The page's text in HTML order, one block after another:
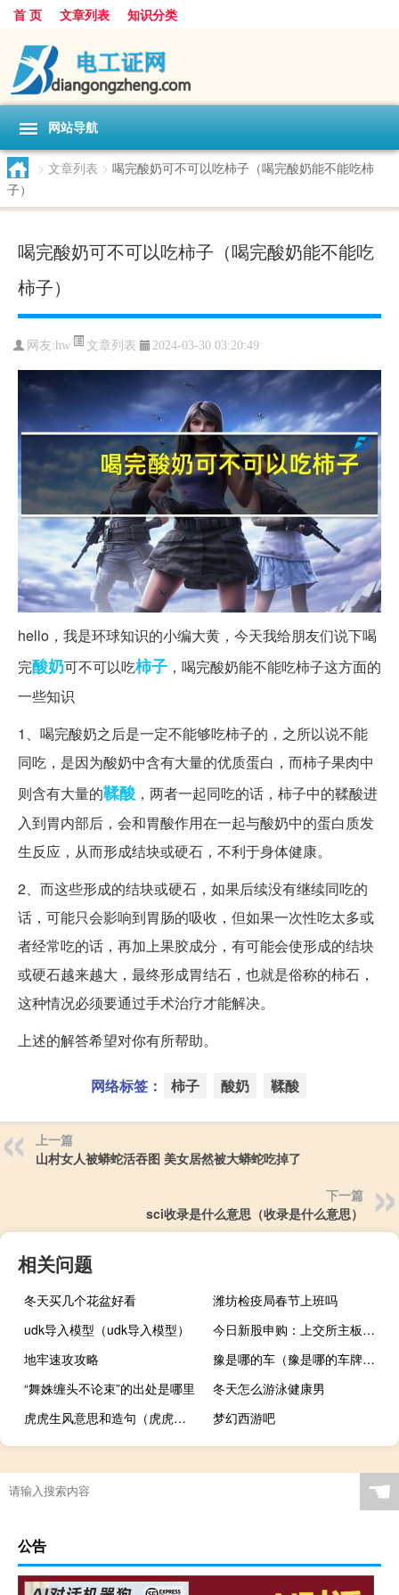
首 页 文章列表 知识分类
网站导航
> 文章列表 > 喝完酸奶可不可以吃柿子（喝完酸奶能不能吃柿
子）
喝完酸奶可不可以吃柿子（喝完酸奶能不能吃
柿子）
网友:hw 文章列表 2024-03-30 03:20:49
hello，我是环球知识的小编大黄，今天我给朋友们说下喝
完酸奶可不可以吃柿子 ，喝完酸奶能不能吃柿子这方面的
一些知识
1、喝完酸奶之后是一定不能够吃柿子的，之所以说不能
同吃，是因为酸奶中含有大量的优质蛋白，而柿子果肉中
则含有大量的鞣酸 ，两者一起同吃的话，柿子中的鞣酸进
入到胃内部后，会和胃酸作用在一起与酸奶中的蛋白质发
生反应，从而形成结块或硬石，不利于身体健康。
2、而这些形成的结块或硬石，如果后续没有继续同吃的
话，可能只会影响到胃肠的吸收，但如果一次性吃太多或
者经常吃的话，再加上果胶成分，有可能会使形成的结块
或硬石越来越大，最终形成胃结石，也就是俗称的柿石，
这种情况必须要通过手术治疗才能解决。
上述的解答希望对你有所帮助。
网络标签： 柿子 酸奶 鞣酸
上一篇
山村女人被蟒蛇活吞图 美女居然被大蟒蛇吃掉了
下一篇
sci收录是什么意思（收录是什么意思）
相关问题
冬天买几个花盆好看
潍坊检疫局春节上班吗
udk导入模型（udk导入模型）
今日新股申购：上交所主板上海汽配
地牢速攻攻略
豫是哪的车（豫是哪的车牌照?）
“舞姝缠头不论束”的出处是哪里
冬天怎么游泳健康男
虎虎生风意思和造句（虎虎生风意思）
梦幻西游吧
☚
公告